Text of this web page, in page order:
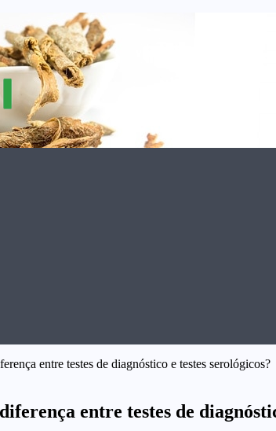
entre testes de diagnóstico e testes serológicos?
entre testes de